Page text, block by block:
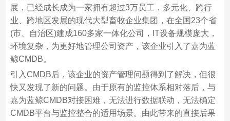
展，已经成长成为一家拥有超过3万员工，多元化、跨行
业、跨地区发展的现代大型畜牧企业集团，在全国23个省
(市、自治区)建成160多家一体化公司，IT设备规模庞大，
环境复杂，为更好地管理公司资产，该企业引入了嘉为蓝
鲸CMDB。
引入CMDB后，该企业的资产管理问题得到了解决，但很
快又发现了新的问题。由于原有的监控体系相对落后，与
嘉为蓝鲸CMDB对接困难，无法进行数据联动，无法确定
CMDB平台与监控整合的适用场景。由此带来的直接后果